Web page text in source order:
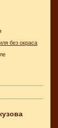
без окраса